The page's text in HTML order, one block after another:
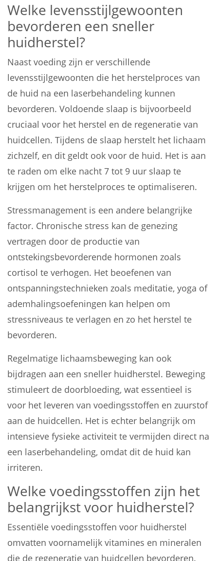
Welke levensstijlgewoonten
bevorderen een sneller
huidherstel?
Naast voeding zijn er verschillende
levensstijlgewoonten die het herstelproces van
de huid na een laserbehandeling kunnen
bevorderen. Voldoende slaap is bijvoorbeeld
cruciaal voor het herstel en de regeneratie van
huidcellen. Tijdens de slaap herstelt het lichaam
zichzelf, en dit geldt ook voor de huid. Het is aan
te raden om elke nacht 7 tot 9 uur slaap te
krijgen om het herstelproces te optimaliseren.
Stressmanagement is een andere belangrijke
factor. Chronische stress kan de genezing
vertragen door de productie van
ontstekingsbevorderende hormonen zoals
cortisol te verhogen. Het beoefenen van
ontspanningstechnieken zoals meditatie, yoga of
ademhalingsoefeningen kan helpen om
stressniveaus te verlagen en zo het herstel te
bevorderen.
Regelmatige lichaamsbeweging kan ook
bijdragen aan een sneller huidherstel. Beweging
stimuleert de doorbloeding, wat essentieel is
voor het leveren van voedingsstoffen en zuurstof
aan de huidcellen. Het is echter belangrijk om
intensieve fysieke activiteit te vermijden direct na
een laserbehandeling, omdat dit de huid kan
irriteren.
Welke voedingsstoffen zijn het
belangrijkst voor huidherstel?
Essentiële voedingsstoffen voor huidherstel
omvatten voornamelijk vitamines en mineralen
die de regeneratie van huidcellen bevorderen.